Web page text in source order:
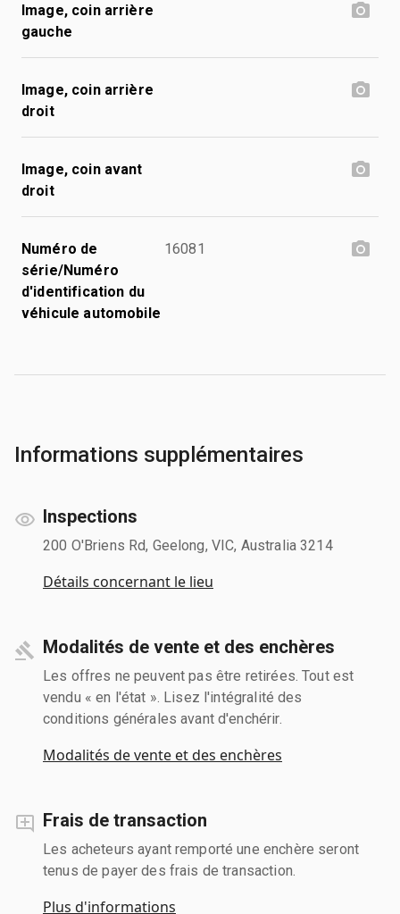
Image, coin arrière
gauche
Image, coin arrière
droit
Image, coin avant
droit
Numéro de
série/Numéro
d'identification du
véhicule automobile
16081
Informations supplémentaires
Inspections
200 O'Briens Rd, Geelong, VIC, Australia 3214
Détails concernant le lieu
Modalités de vente et des enchères
Les offres ne peuvent pas être retirées. Tout est
vendu « en l'état ». Lisez l'intégralité des
conditions générales avant d'enchérir.
Modalités de vente et des enchères
Frais de transaction
Les acheteurs ayant remporté une enchère seront
tenus de payer des frais de transaction.
Plus d'informations